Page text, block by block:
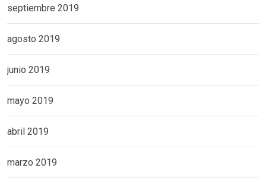
septiembre 2019
agosto 2019
junio 2019
mayo 2019
abril 2019
marzo 2019